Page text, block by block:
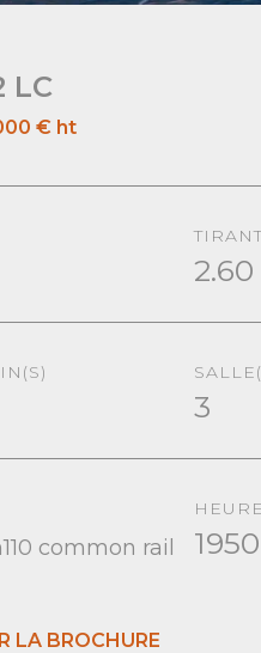
LC
€ ht
2.60
3
common rail 1950
LA BROCHURE